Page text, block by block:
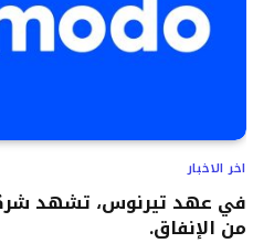
اخر الاخبار
في عهد تيرنوس، تشهد
من الإنفاق.